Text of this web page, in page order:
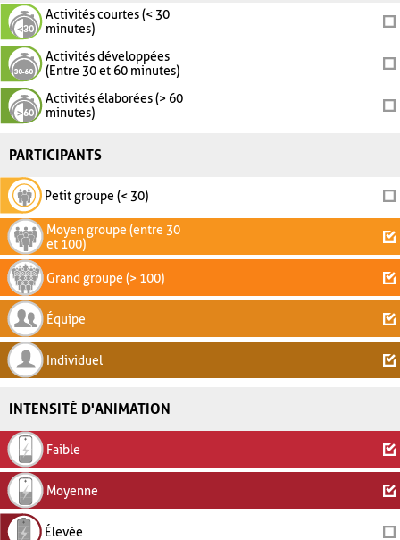
Activités courtes (< 30
minutes)
Activités développées
(Entre 30 et 60 minutes)
Activités élaborées (> 60
minutes)
PARTICIPANTS
Petit groupe (< 30)
Moyen groupe (entre 30
et 100)
Grand groupe (> 100)
Équipe
Individuel
INTENSITÉ D'ANIMATION
Faible
Moyenne
Élevée